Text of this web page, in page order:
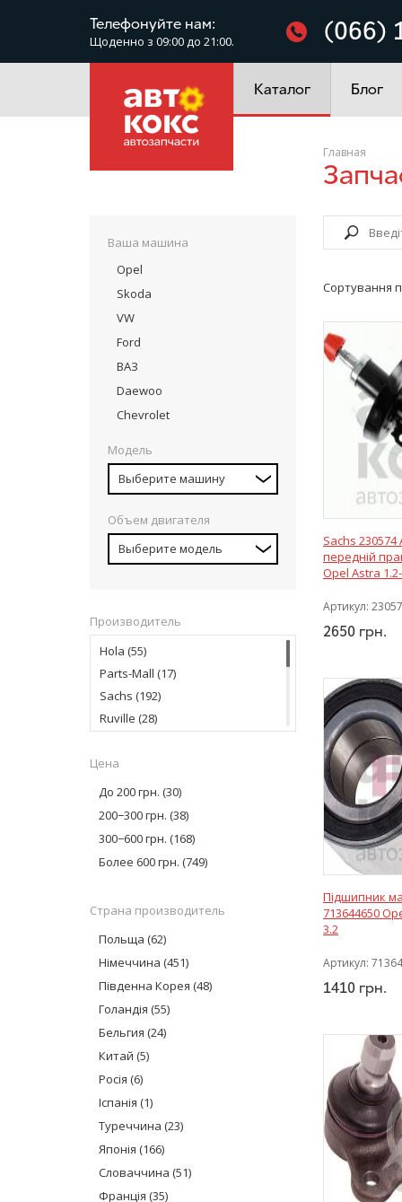
Телефонуйте нам:
Щоденно з 09:00 до 21:00. (066)
Каталог
Електроустаткування
Блог
Ваша машина
Opel
Skoda
VW
Ford
ВАЗ
Daewoo
Chevrolet
Модель
Выберите машину
Объем двигателя
Выберите модель
Производитель
Hola (55)
Parts-Mall (17)
Sachs (192)
Ruville (28)
Magneti Marelli
Fag(51)
Onnuri(2)
KYB Industry(153)
Monroe (22)
Boge(1)
Swag(42)
GSP(9)
CTR(17)
Hort(17)
GM(3)
Moog(23)
AT(8)
Delphi (1)
MEYLE(48)
Sachs
(7)
Цена
До 200 грн. (30)
200−300 грн. (38)
300−600 грн. (168)
Более 600 грн. (749)
Страна производитель
Польща (62)
Німеччина (451)
Південна Корея (48)
Голандія (55)
Бельгия (24)
Китай (5)
Росія (6)
Іспанія (1)
Туреччина (23)
Японія (166)
Словаччина (51)
Франція (35)
Главная
Сортування
Sachs
передній
Opel Astra
Артикул:
2650 грн.
Підшипник
713644650
3.2
Артикул:
1410 грн.